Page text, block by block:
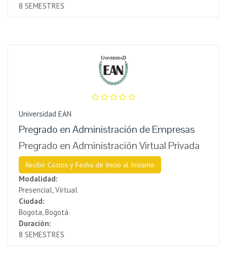
8 SEMESTRES
Universidad EAN
Pregrado en Administración de Empresas
Pregrado en Administración Virtual Privada
Recibir Costos y Fecha de Inicio al Instante
Modalidad:
Presencial, Virtual
Ciudad:
Bogota, Bogotá
Duración:
8 SEMESTRES